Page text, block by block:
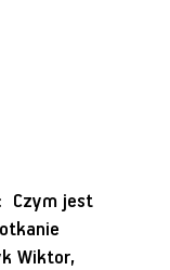
Czym jest
Wiktor,